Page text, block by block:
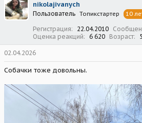
и
и
nikolajivanych
Пользователь Топикстартер 10
Регистрация 22.04.2010
Оценка реакций
6 620 Возраст
02.04.2026
Собачки тоже довольны.